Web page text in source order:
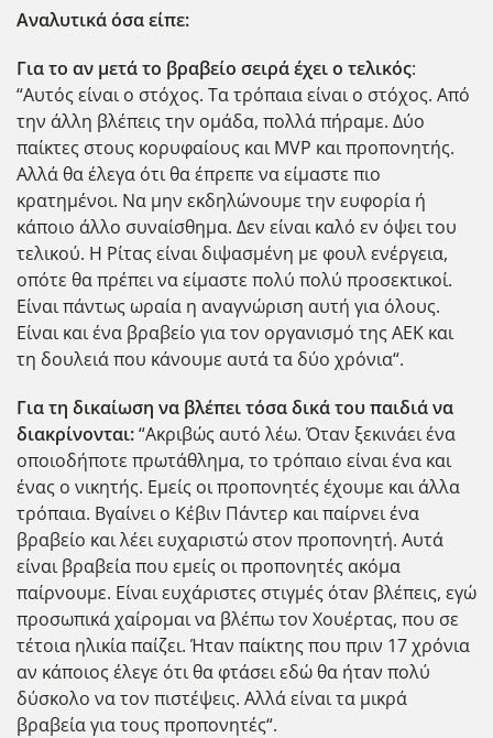
Αναλυτικά όσα είπε:
Για το αν μετά το βραβείο σειρά έχει ο τελικός:
“Αυτός είναι ο στόχος. Τα τρόπαια είναι ο στόχος. Από
την άλλη βλέπεις την ομάδα, πολλά πήραμε. Δύο
παίκτες στους κορυφαίους και MVP και προπονητής.
Αλλά θα έλεγα ότι θα έπρεπε να είμαστε πιο
κρατημένοι. Να μην εκδηλώνουμε την ευφορία ή
κάποιο άλλο συναίσθημα. Δεν είναι καλό εν όψει του
τελικού. Η Ρίτας είναι διψασμένη με φουλ ενέργεια,
οπότε θα πρέπει να είμαστε πολύ πολύ προσεκτικοί.
Είναι πάντως ωραία η αναγνώριση αυτή για όλους.
Είναι και ένα βραβείο για τον οργανισμό της ΑΕΚ και
τη δουλειά που κάνουμε αυτά τα δύο χρόνια“.
Για τη δικαίωση να βλέπει τόσα δικά του παιδιά να
διακρίνονται:“Ακριβώς αυτό λέω. Όταν ξεκινάει ένα
οποιοδήποτε πρωτάθλημα, το τρόπαιο είναι ένα και
ένας ο νικητής. Εμείς οι προπονητές έχουμε και άλλα
τρόπαια. Βγαίνει ο Κέβιν Πάντερ και παίρνει ένα
βραβείο και λέει ευχαριστώ στον προπονητή. Αυτά
είναι βραβεία που εμείς οι προπονητές ακόμα
παίρνουμε. Είναι ευχάριστες στιγμές όταν βλέπεις, εγώ
προσωπικά χαίρομαι να βλέπω τον Χουέρτας, που σε
τέτοια ηλικία παίζει. Ήταν παίκτης που πριν 17 χρόνια
αν κάποιος έλεγε ότι θα φτάσει εδώ θα ήταν πολύ
δύσκολο να τον πιστέψεις. Αλλά είναι τα μικρά
βραβεία για τους προπονητές“.